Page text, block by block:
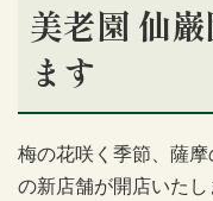
美老園 仙
ます
梅の花咲く季節、薩
の新店舗が開店いたし